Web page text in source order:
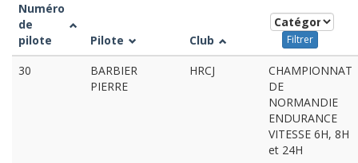
Numéro
de
pilote
Pilote Club Filtrer
30
BARBIER
PIERRE
HRCJ
CHAMPIONNAT
DE
NORMANDIE
ENDURANCE
VITESSE 6H, 8H
et 24H